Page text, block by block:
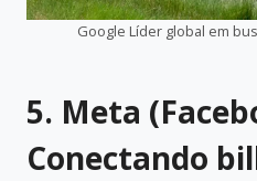
Google Líder global em
5. Meta
Conectando